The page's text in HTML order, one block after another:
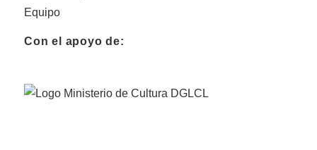
Equipo
Con el apoyo de: